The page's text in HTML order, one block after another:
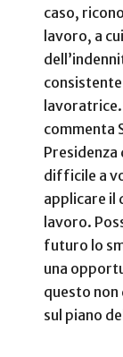
caso,
lavoro, a
commenta
Presidenza
difficile a
applicare il
lavoro.
futuro lo
una
questo
sul piano